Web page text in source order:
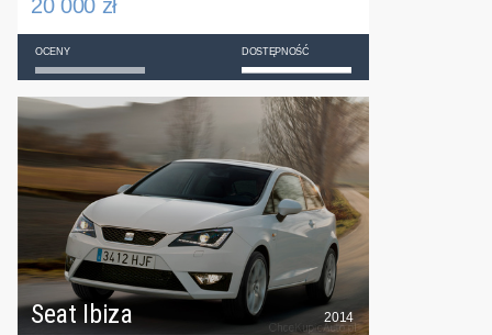
20 000 zł
OCENY DOSTĘPNOŚĆ
Seat Ibiza 2014